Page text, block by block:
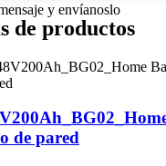
y envíanoslo
de productos
de pared